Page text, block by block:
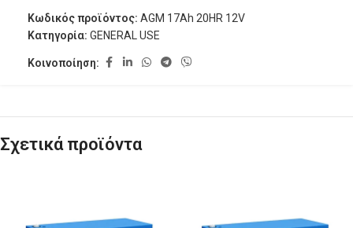
Κωδικός προϊόντος: AGM 17Ah 20HR 12V
Κατηγορία: GENERAL USE
Κοινοποίηση:
Σχετικά προϊόντα